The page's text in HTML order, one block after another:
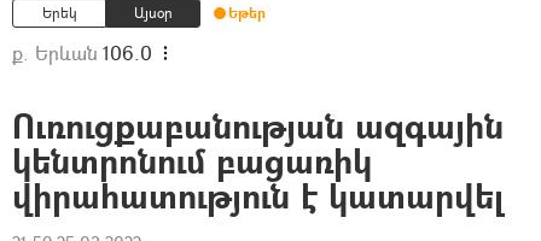
Երեկ Այսօր Եթեր
ք. Երևան 106.0
Ուռուցքաբանության ազգային
կենտրոնում բացառիկ
վիրահատություն է կատարվել